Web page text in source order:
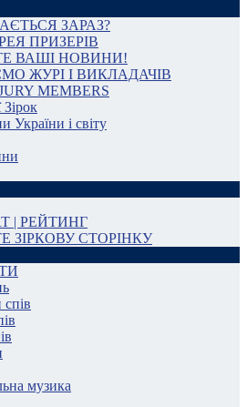
ЗАРАЗ?
ПРИЗЕРІВ
ВАШІ НОВИНИ!
ЖУРІ І ВИКЛАДАЧІВ
MEMBERS
України і світу
| РЕЙТИНГ
ЗІРКОВУ СТОРІНКУ
музика